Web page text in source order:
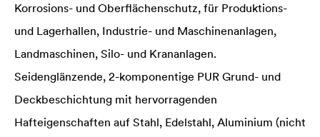
Korrosions- und Oberflächenschutz, für Produktions-
und Lagerhallen, Industrie- und Maschinenanlagen,
Landmaschinen, Silo- und Krananlagen.
Seidenglänzende, 2-komponentige PUR Grund- und
Deckbeschichtung mit hervorragenden
Hafteigenschaften auf Stahl, Edelstahl, Aluminium (nicht